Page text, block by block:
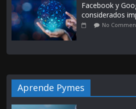
Facebook y
considerados
No
Aprende Pymes